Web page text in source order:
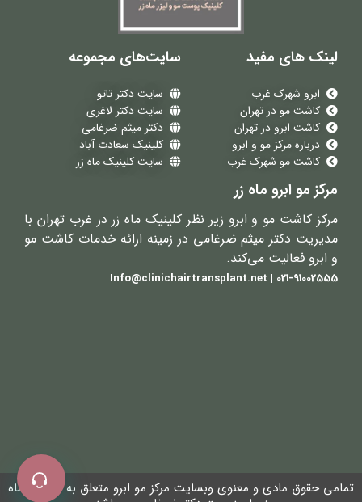
لینک های مفید
ابرو شهرک غرب
کاشت مو در تهران
کاشت ابرو در تهران
درباره مرکز مو و ابرو
کاشت مو شهرک غرب
سایت‌های مجموعه
سایت دکتر تاتو
سایت دکتر لاغری
دکتر میثم ضرغامی
کلینیک سعادت آباد
سایت کلینیک ماه زر
مرکز مو ابرو ماه زر
مرکز کاشت مو و ابرو زیر نظر کلینیک ماه زر در غرب تهران با
مدیریت دکتر میثم ضرغامی در زمینه ارائه خدمات کاشت مو
و ابرو فعالیت می‌کند.
021-91002555 | Info@clinichairtransplant.net
تمامی حقوق مادی و معنوی وبسایت مرکز مو ابرو متعلق به کلینیک ماه